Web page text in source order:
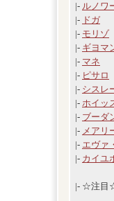
|- ルノワ
|- ドガ
|- モリゾ
|- ギヨマ
|- マネ
|- ピサロ
|- シスレ
|- ホイッ
|- ブーダ
|- メアリ
|- エヴァ
|- カイユ
|- ☆注目